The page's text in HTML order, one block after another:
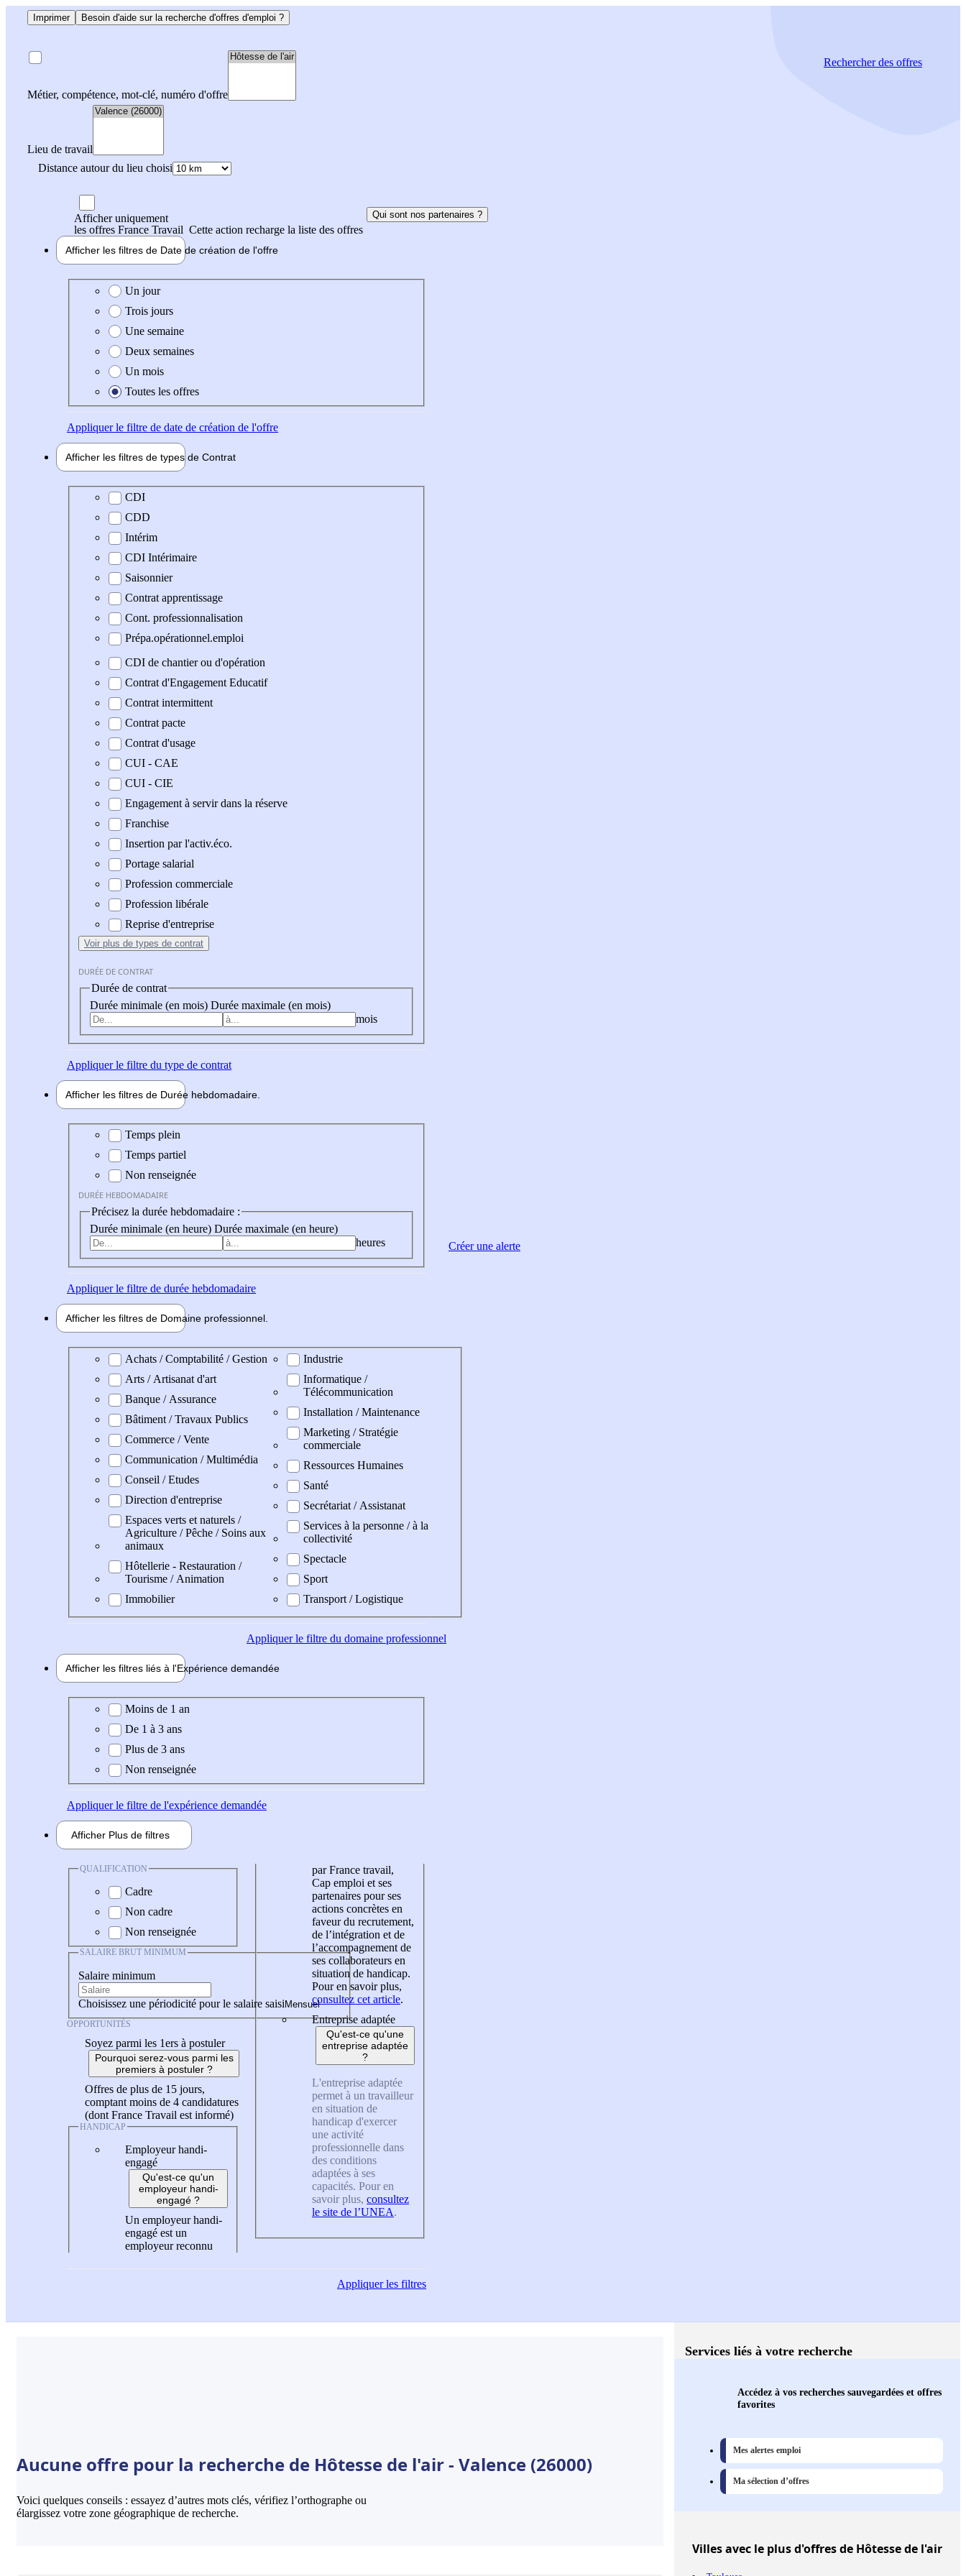
Imprimer Besoin d'aide sur la recherche d'offres d'emploi ?
Métier, compétence, mot-clé, numéro d'offre
Lieu de travail
Distance autour du lieu choisi
Rechercherdes offres
Afficher uniquement
les offres France Travail Cette action recharge la liste des offres
Qui sont nos partenaires ?
Afficher les filtres de Date de création de l'offre
Date de création de l'offre
Un jour
Trois jours
Une semaine
Deux semaines
Un mois
Toutes les offres
Appliquerle filtre de date de création de l'offre
Afficher les filtres de types de Contrat
Type de contrat
CDI
CDD
Intérim
CDI Intérimaire
Saisonnier
Contrat apprentissage
Cont. professionnalisation
Prépa.opérationnel.emploi
CDI de chantier ou d'opération
Contrat d'Engagement Educatif
Contrat intermittent
Contrat pacte
Contrat d'usage
CUI - CAE
CUI - CIE
Engagement à servir dans la réserve
Franchise
Insertion par l'activ.éco.
Portage salarial
Profession commerciale
Profession libérale
Reprise d'entreprise
Voir plus de types de contrat
DURÉE DE CONTRAT
Durée de contrat
Durée minimale (en mois) Durée maximale (en mois)
mois
Appliquerle filtre du type de contrat
Afficher les filtres de Durée hebdomadaire
Durée hebdomadaire
Temps plein
Temps partiel
Non renseignée
DURÉE HEBDOMADAIRE
Précisez la durée hebdomadaire :
Durée minimale (en heure) Durée maximale (en heure)
heures
Appliquerle filtre de durée hebdomadaire
Afficher les filtres de Domaine professionnel
Domaine professionel
Achats / Comptabilité / Gestion
Arts / Artisanat d'art
Banque / Assurance
Bâtiment / Travaux Publics
Commerce / Vente
Communication / Multimédia
Conseil / Etudes
Direction d'entreprise
Espaces verts et naturels /
Agriculture / Pêche / Soins aux
animaux
Hôtellerie - Restauration /
Tourisme / Animation
Immobilier
Industrie
Informatique /
Télécommunication
Installation / Maintenance
Marketing / Stratégie
commerciale
Ressources Humaines
Santé
Secrétariat / Assistanat
Services à la personne / à la
collectivité
Spectacle
Sport
Transport / Logistique
Appliquerle filtre du domaine professionnel
Afficher les filtres liés à l'Expérience demandée
Expérience demandée
Moins de 1 an
De 1 à 3 ans
Plus de 3 ans
Non renseignée
Appliquerle filtre de l'expérience demandée
Afficher Plus de filtres
QUALIFICATION
Cadre
Non cadre
Non renseignée
SALAIRE BRUT MINIMUM
Salaire minimum
Choisissez une périodicité pour le salaire saisi
OPPORTUNITÉS
Soyez parmi les 1ers à postuler
Pourquoi serez-vous parmi les
premiers à postuler ?
Offres de plus de 15 jours,
comptant moins de 4 candidatures
(dont France Travail est informé)
HANDICAP
Employeur handi-
engagé
Qu'est-ce qu'un
employeur handi-
engagé ?
Un employeur handi-
engagé est un
employeur reconnu
par France travail,
Cap emploi et ses
partenaires pour ses
actions concrètes en
faveur du recrutement,
de l’intégration et de
l’accompagnement de
ses collaborateurs en
situation de handicap.
Pour en savoir plus,
consultez cet article.
Entreprise adaptée
Qu'est-ce qu'une
entreprise adaptée
?
L'entreprise adaptée
permet à un travailleur
en situation de
handicap d'exercer
une activité
professionnelle dans
des conditions
adaptées à ses
capacités. Pour en
savoir plus, consultez
le site de l’UNEA.
Appliquerles filtres
Créer une alerte
Aucune offre pour la recherche de Hôtesse de l'air - Valence (26000)
Voici quelques conseils : essayez d’autres mots clés, vérifiez l’orthographe ou
élargissez votre zone géographique de recherche.
Services liés à votre recherche
Accédez à vos recherches sauvegardées et offres
favorites
Mes alertes emploi
Ma sélection d’offres
Villesavec le plus d'offres de Hôtesse de l'air